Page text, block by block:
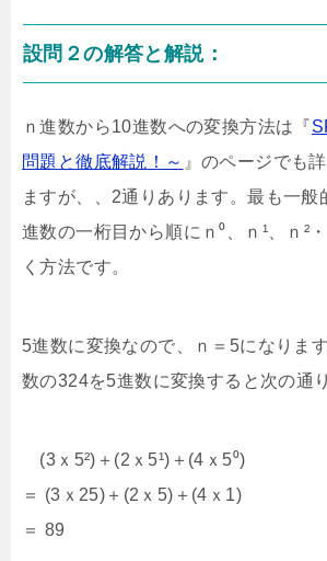
設問２の解答と解説：
ｎ進数から10進数への変換方法は『
問題と徹底解説！～ 』のページでも
ますが、、2通りあります。最も一般
進数の一桁目から順にｎ⁰、ｎ¹、ｎ²
く方法です。
5進数に変換なので、ｎ＝5になりま
数の324を5進数に変換すると次の通り
(3ｘ5²)＋(2ｘ5¹)＋(4ｘ5⁰)
＝ (3ｘ25)＋(2ｘ5)＋(4ｘ1)
＝ 89